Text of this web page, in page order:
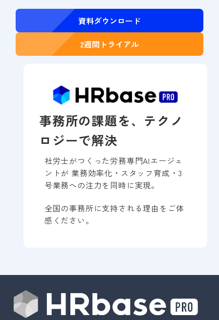
資料ダウンロード
2週間トライアル
事務所の課題を、テクノ
ロジーで解決
社労士がつくった労務専門AIエージェ
ントが 業務効率化・スタッフ育成・3
号業務への注力を同時に実現。
全国の事務所に支持される理由をご体
感ください。